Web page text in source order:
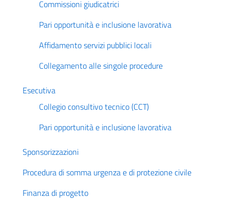
Commissioni giudicatrici
Pari opportunità e inclusione lavorativa
Affidamento servizi pubblici locali
Collegamento alle singole procedure
Esecutiva
Collegio consultivo tecnico (CCT)
Pari opportunità e inclusione lavorativa
Sponsorizzazioni
Procedura di somma urgenza e di protezione civile
Finanza di progetto